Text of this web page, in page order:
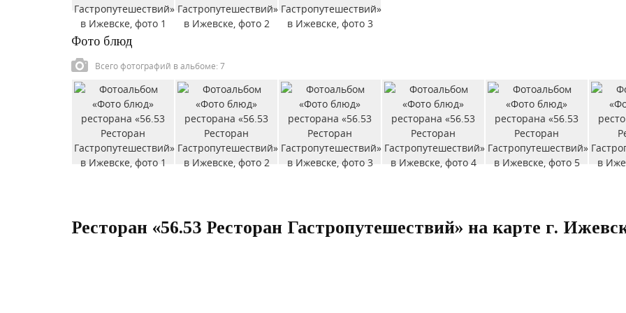
Фото блюд
Всего фотографий в альбоме: 7
Ресторан «56.53 Ресторан Гастропутешествий» на карте г.